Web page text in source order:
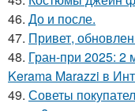
46. До и после.
47. Привет,
48. Гран-при 2025: 2
Kerama Marazzi в
49. Советы